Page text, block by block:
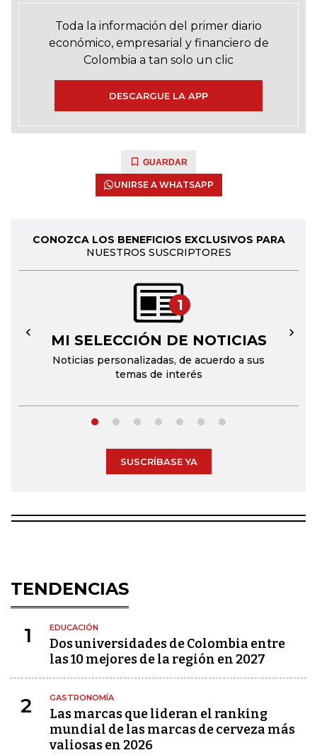
Toda la información del primer diario
económico, empresarial y financiero de
Colombia a tan solo un clic
DESCARGUE LA APP
GUARDAR
UNIRSE A WHATSAPP
CONOZCA LOS BENEFICIOS EXCLUSIVOS PARA
NUESTROS SUSCRIPTORES
1
MI SELECCIÓN DE NOTICIAS
Noticias personalizadas, de acuerdo a sus
temas de interés
← →
SUSCRÍBASE YA
TENDENCIAS
1 EDUCACIÓN
Dos universidades de Colombia entre
las 10 mejores de la región en 2027
2 GASTRONOMÍA
Las marcas que lideran el ranking
mundial de las marcas de cerveza más
valiosas en 2026